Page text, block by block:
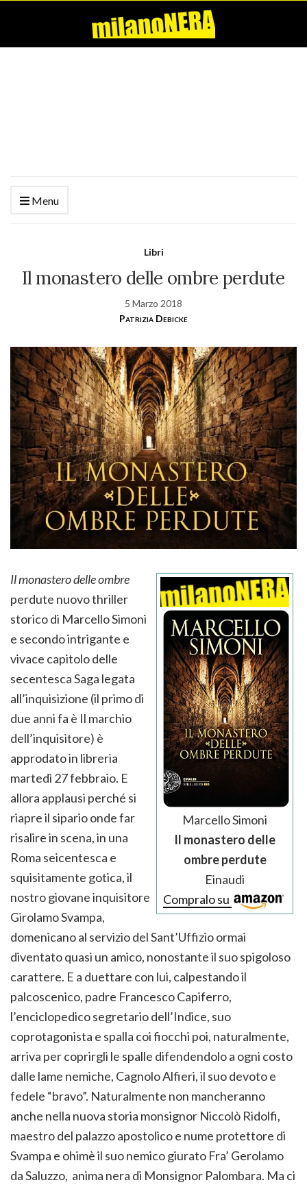
Menu
Libri
Il monastero delle ombre perdute
5 Marzo 2018
Patrizia Debicke
Marcello Simoni
Il monastero delle
ombre perdute
Einaudi
Compralo su
Il monastero delle ombre
perdute nuovo thriller
storico di Marcello Simoni
e secondo intrigante e
vivace capitolo delle
secentesca Saga legata
all’inquisizione (il primo di
due anni fa è Il marchio
dell’inquisitore) è
approdato in libreria
martedì 27 febbraio. E
allora applausi perché si
riapre il sipario onde far
risalire in scena, in una
Roma seicentesca e
squisitamente gotica, il
nostro giovane inquisitore
Girolamo Svampa,
domenicano al servizio del Sant’Uffizio ormai
diventato quasi un amico, nonostante il suo spigoloso
carattere. E a duettare con lui, calpestando il
palcoscenico, padre Francesco Capiferro,
l’enciclopedico segretario dell’Indice, suo
coprotagonista e spalla coi fiocchi poi, naturalmente,
arriva per coprirgli le spalle difendendolo a ogni costo
dalle lame nemiche, Cagnolo Alfieri, il suo devoto e
fedele “bravo”. Naturalmente non mancheranno
anche nella nuova storia monsignor Niccolò Ridolfi,
maestro del palazzo apostolico e nume protettore di
Svampa e ohimè il suo nemico giurato Fra’ Gerolamo
da Saluzzo, anima nera di Monsignor Palombara. Ma ci